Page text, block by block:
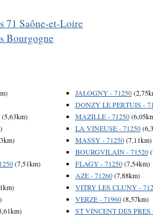
71 Saône-et-Loire
Bourgogne
(5,63km)
(7,51km)
JALOGNY - 71250
DONZY LE PERTUIS -
MAZILLE - 71250
LA VINEUSE - 71250
MASSY - 71250(7,11km)
BOURGVILAIN - 71520
FLAGY - 71250(7,54km)
AZE - 71260(7,88km)
VITRY LES CLUNY -
VERZE - 71960(8,57km)
ST VINCENT DES PRES